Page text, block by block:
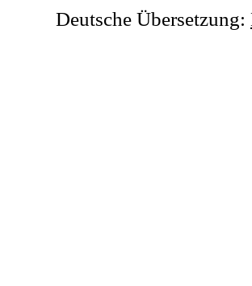
Deutsche Übersetzung: